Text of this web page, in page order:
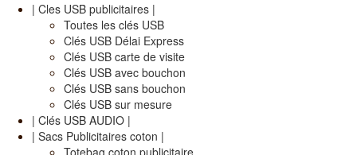
| Cles USB publicitaires |
Toutes les clés USB
Clés USB Délai Express
Clés USB carte de visite
Clés USB avec bouchon
Clés USB sans bouchon
Clés USB sur mesure
| Clés USB AUDIO |
| Sacs Publicitaires coton |
Totebag coton publicitaire